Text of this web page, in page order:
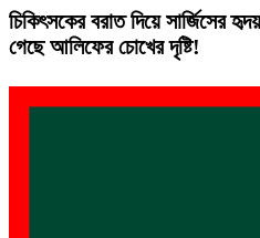
চিকিৎসকের বরাত দিয়ে সার্জিসের
গেছে আলিফের চোখের দৃষ্টি!